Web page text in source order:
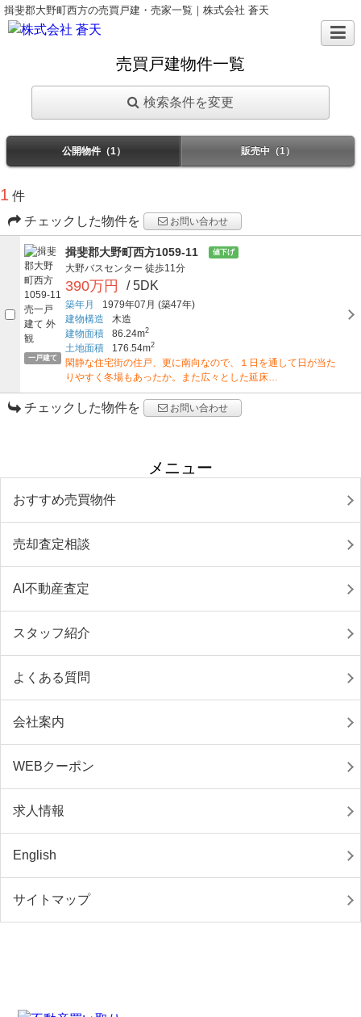
揖斐郡大野町西方の売買戸建・売家一覧｜株式会社 蒼天
売買戸建物件一覧
検索条件を変更
公開物件（1） 販売中（1）
1 件
チェックした物件を
お問い合わせ
一戸建て
揖斐郡大野町西方1059-11 値下げ
大野バスセンター 徒歩11分
390万円 / 5DK
築年月 1979年07月 (築47年)
建物構造
木造
建物面積
86.24m2
土地面積 176.54m2
閑静な住宅街の住戸、更に南向なので、１日を通して日が当た
りやすく冬場もあったか。また広々とした延床…
チェックした物件を お問い合わせ
メニュー
おすすめ売買物件
売却査定相談
AI不動産査定
スタッフ紹介
よくある質問
会社案内
WEBクーポン
求人情報
English
サイトマップ